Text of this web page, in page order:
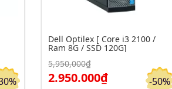
Click để xem chi tiết Đặt hàng
Dell Optilex [ Core i3 2100 /
Ram 8G / SSD 120G]
5,950,000₫
2.950.000₫ -50%